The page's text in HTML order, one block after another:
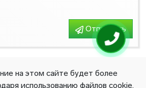
на этом сайте будет более
использованию файлов cookie.
Отправить